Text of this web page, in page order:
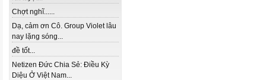
Chợt nghĩ......
Dạ, cảm ơn Cô. Group Violet lâu
nay lặng sóng...
đề tốt...
Netizen Đức Chia Sẻ: Điều Kỳ
Diệu Ở Việt Nam...